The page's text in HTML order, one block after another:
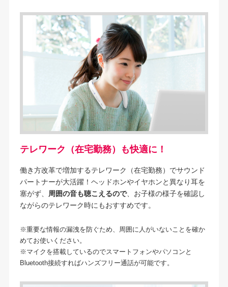
テレワーク（在宅勤務）も快適に！
働き方改革で増加するテレワーク（在宅勤務）でサウンド
パートナーが大活躍！ヘッドホンやイヤホンと異なり耳を
塞がず、 周囲の音も聴こえるので、お子様の様子を確認し
ながらのテレワーク時にもおすすめです。
※重要な情報の漏洩を防ぐため、周囲に人がいないことを確か
めてお使いください。
※マイクを搭載しているのでスマートフォンやパソコンと
Bluetooth接続すればハンズフリー通話が可能です。